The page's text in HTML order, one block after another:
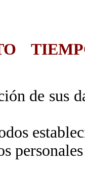
de sus